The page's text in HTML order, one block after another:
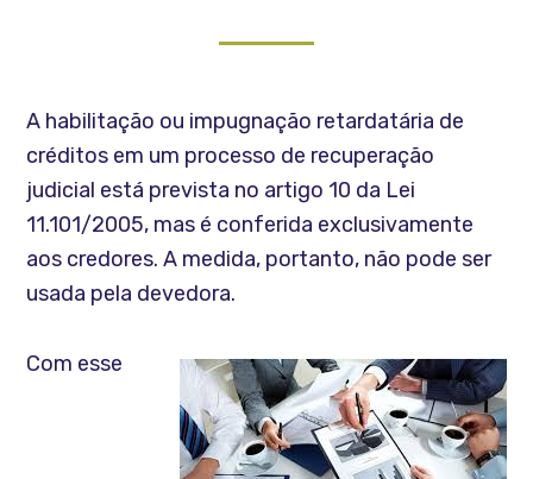
A habilitação ou impugnação retardatária de
créditos em um processo de recuperação
judicial está prevista no artigo 10 da Lei
11.101/2005, mas é conferida exclusivamente
aos credores. A medida, portanto, não pode ser
usada pela devedora.
Com esse